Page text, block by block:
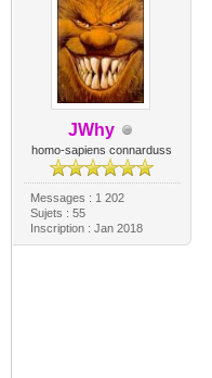
JWhy
homo-sapiens connarduss
Messages : 1 202
Sujets : 55
Inscription : Jan 2018